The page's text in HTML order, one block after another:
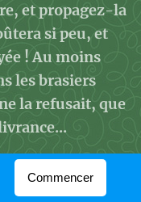
et propagez-la
si peu, et
! Au moins
les brasiers
la refusait, que
Commencer